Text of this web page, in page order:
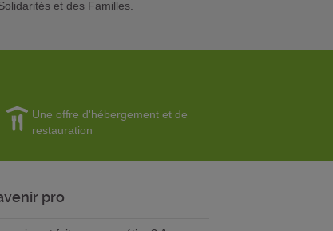
et des Familles.
Une offre d'hébergement et de
restauration
pro